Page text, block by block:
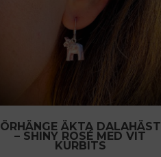
ÖRHÄNGE ÄKTA DALAHÄST
– SHINY ROSÉ MED VIT
KURBITS